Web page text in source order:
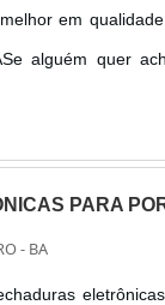
em
alguém quer
seus serviços,
PARA
- BA